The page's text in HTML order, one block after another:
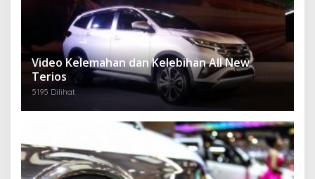
Video Kelemahan dan Kelebihan All New
Terios
5195 Dilihat